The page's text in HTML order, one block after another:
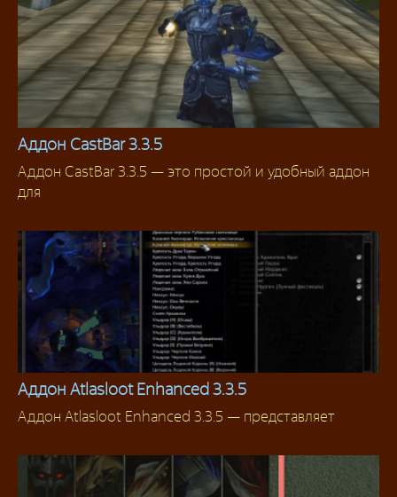
Аддоны 3.3.5
Аддон CastBar 3.3.5
Аддон CastBar 3.3.5 — это простой и удобный аддон
для
Аддоны 3.3.5
Аддон Atlasloot Enhanced 3.3.5
Аддон Atlasloot Enhanced 3.3.5 — представляет